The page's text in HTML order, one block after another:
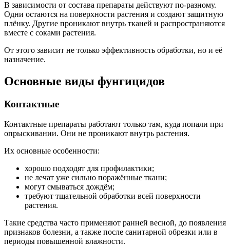
В зависимости от состава препараты действуют по-разному.
Одни остаются на поверхности растения и создают защитную
плёнку. Другие проникают внутрь тканей и распространяются
вместе с соками растения.
От этого зависит не только эффективность обработки, но и её
назначение.
Основные виды фунгицидов
Контактные
Контактные препараты работают только там, куда попали при
опрыскивании. Они не проникают внутрь растения.
Их основные особенности:
хорошо подходят для профилактики;
не лечат уже сильно поражённые ткани;
могут смываться дождём;
требуют тщательной обработки всей поверхности
растения.
Такие средства часто применяют ранней весной, до появления
признаков болезни, а также после санитарной обрезки или в
периоды повышенной влажности.